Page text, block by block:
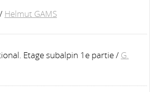
/ Helmut GAMS
Etage subalpin 1e partie/ G.